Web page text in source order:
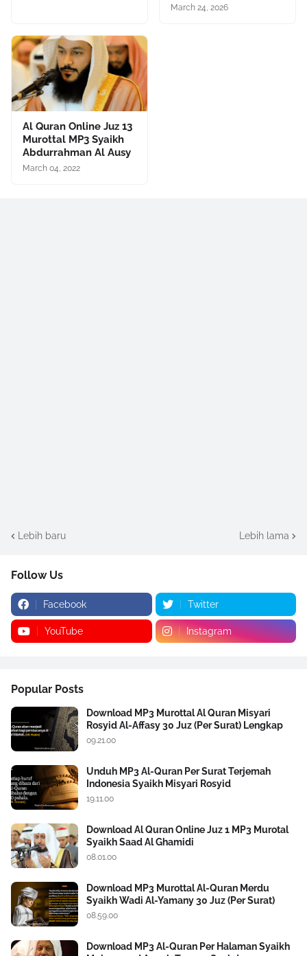
March 24, 2026
Al Quran Online Juz 13
Murottal MP3 Syaikh
Abdurrahman Al Ausy
March 04, 2022
Lebih baru Lebih lama
Follow Us
Facebook Twitter
YouTube Instagram
Popular Posts
Download MP3 Murottal Al Quran Misyari
Rosyid Al-Affasy 30 Juz (Per Surat) Lengkap
09.21.00
Unduh MP3 Al-Quran Per Surat Terjemah
Indonesia Syaikh Misyari Rosyid
19.11.00
Download Al Quran Online Juz 1 MP3 Murotal
Syaikh Saad Al Ghamidi
08.01.00
Download MP3 Murottal Al-Quran Merdu
Syaikh Wadi Al-Yamany 30 Juz (Per Surat)
08.59.00
Download MP3 Al-Quran Per Halaman Syaikh